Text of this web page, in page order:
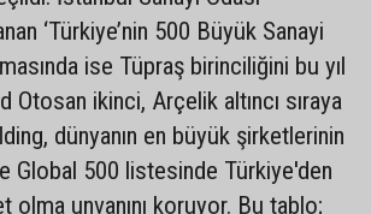
‘Türkiye’nin 500 Büyük Sanayi
ise Tüpraş birinciliğini bu yıl
Otosan ikinci, Arçelik altıncı sıraya
dünyanın en büyük şirketlerinin
Global 500 listesinde Türkiye'den
olma unvanını koruyor. Bu tablo;